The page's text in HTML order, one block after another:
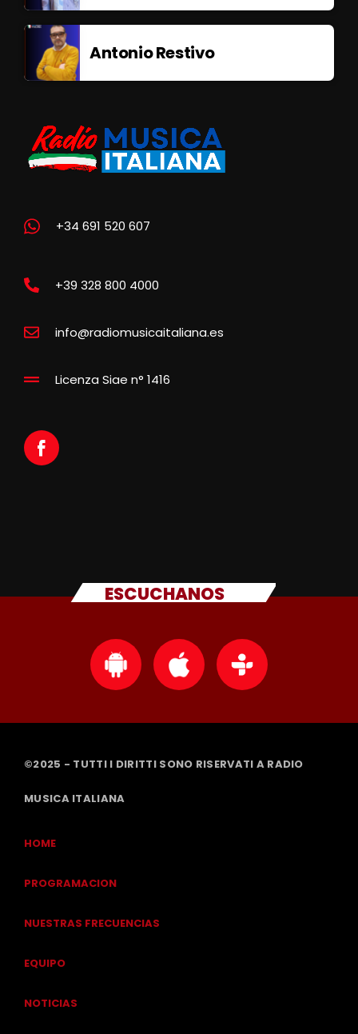
Antonio Restivo
+34 691 520 607
+39 328 800 4000
info@radiomusicaitaliana.es
Licenza Siae n° 1416
ESCUCHANOS
©2025 - TUTTI I DIRITTI SONO RISERVATI A RADIO
MUSICA ITALIANA
HOME
PROGRAMACION
NUESTRAS FRECUENCIAS
EQUIPO
NOTICIAS